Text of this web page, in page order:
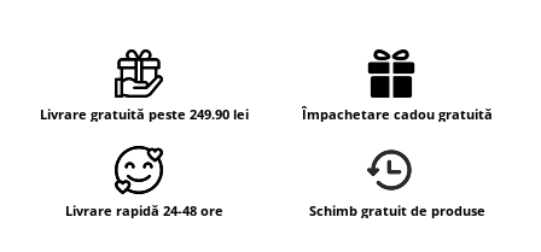
Livrare gratuită peste 249.90 lei Împachetare cadou gratuită
Livrare rapidă 24-48 ore Schimb gratuit de produse